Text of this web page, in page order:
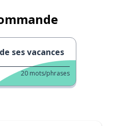
ses vacances
20 mots/phrases